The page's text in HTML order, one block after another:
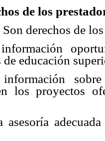
de los
Son derechos de
educación
los proyectos